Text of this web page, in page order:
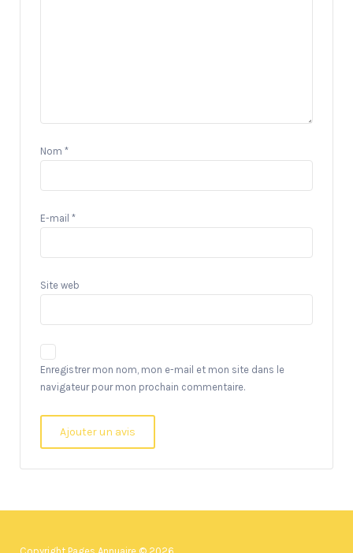
Nom *
E-mail *
Site web
Enregistrer mon nom, mon e-mail et mon site dans le
navigateur pour mon prochain commentaire.